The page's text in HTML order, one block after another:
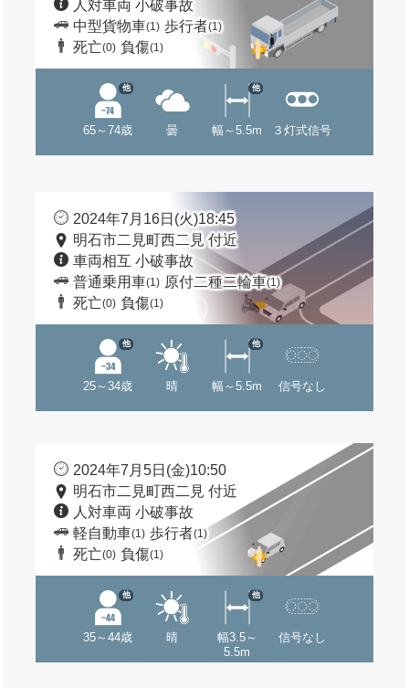
人対車両 小破事故
中型貨物車(1) 歩行者(1)
死亡(0) 負傷(1)
65～74歳
他
曇 幅～5.5m
他
３灯式信号
2024年7月16日(火)18:45
明石市二見町西二見 付近
車両相互 小破事故
普通乗用車(1) 原付二種二輪車(1)
死亡(0) 負傷(1)
25～34歳
他
晴 幅～5.5m
他
信号なし
2024年7月5日(金)10:50
明石市二見町西二見 付近
人対車両 小破事故
軽自動車(1) 歩行者(1)
死亡(0) 負傷(1)
35～44歳
他
晴
幅3.5～
5.5m
他
信号なし